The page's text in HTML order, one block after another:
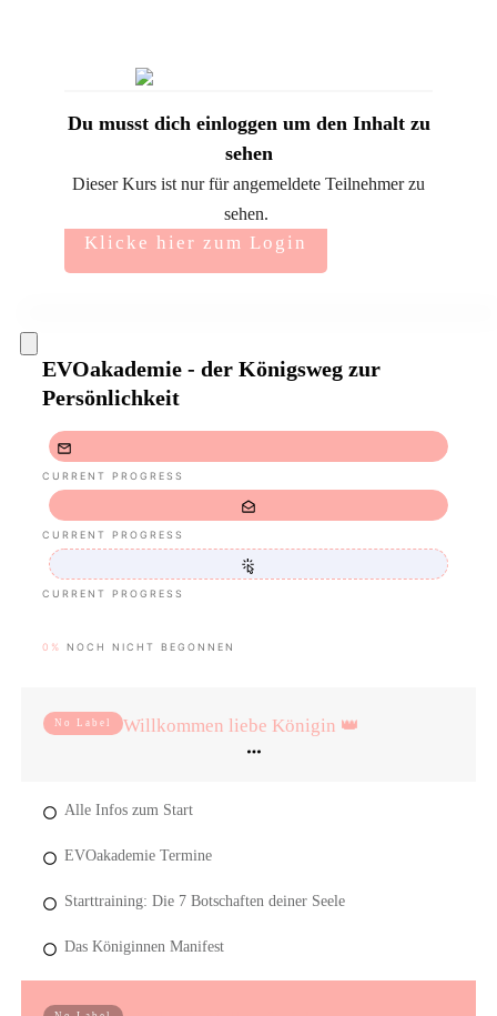
Du musst dich einloggen um den Inhalt zu
sehen
Dieser Kurs ist nur für angemeldete Teilnehmer zu
sehen.
Klicke hier zum Login
EVOakademie - der Königsweg zur
Persönlichkeit
CURRENT PROGRESS
CURRENT PROGRESS
CURRENT PROGRESS
0% NOCH NICHT BEGONNEN
No Label Willkommen liebe Königin 👑
Alle Infos zum Start
EVOakademie Termine
Starttraining: Die 7 Botschaften deiner Seele
Das Königinnen Manifest